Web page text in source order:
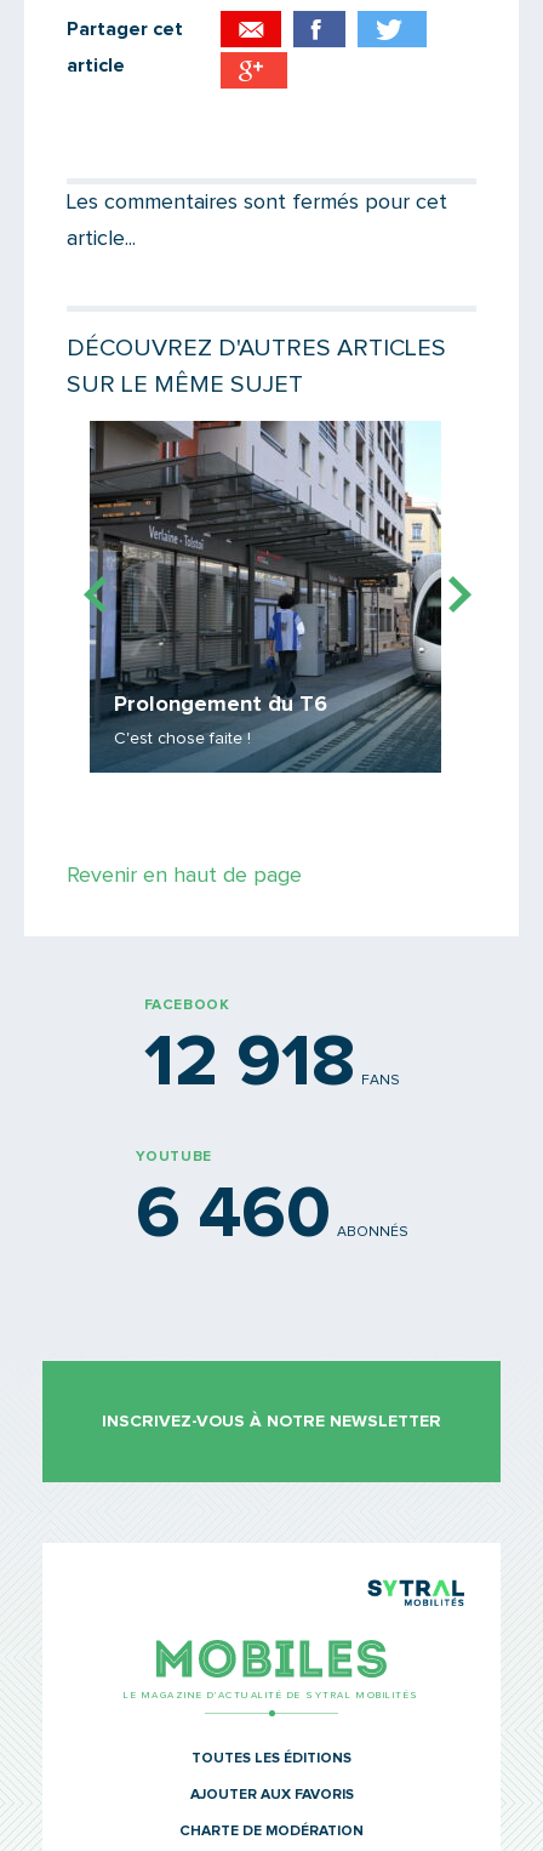
Partager cet
article
Message
Les commentaires sont fermés pour cet
article...
DÉCOUVREZ D'AUTRES ARTICLES
SUR LE MÊME SUJET
Lire la suite
Prolongement du T6
C'est chose faite !
Revenir en haut de page
FACEBOOK
12 918 FANS
YOUTUBE
6 460 ABONNÉS
INSCRIVEZ-VOUS À NOTRE NEWSLETTER
LE MAGAZINE D’ACTUALITÉ DE SYTRAL MOBILITÉS
TOUTES LES ÉDITIONS
AJOUTER AUX FAVORIS
CHARTE DE MODÉRATION